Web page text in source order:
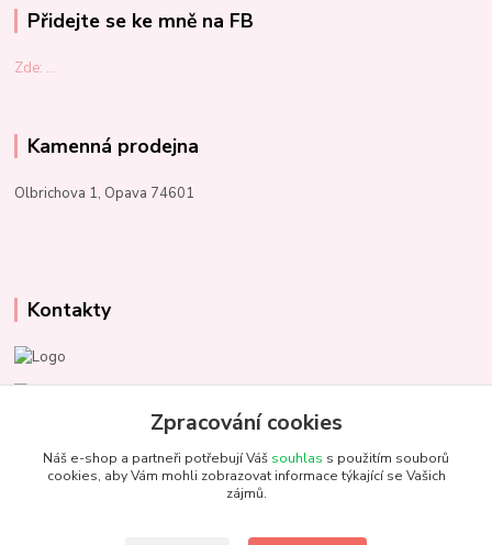
Přidejte se ke mně na FB
Zde: ...
Kamenná prodejna
Olbrichova 1, Opava 74601
Kontakty
Marcela Kupková
+420 731 153 484
info@unezbednychklubicek.cz
Zpracování cookies
Náš e-shop a partneři potřebují Váš souhlas s použitím souborů
cookies, aby Vám mohli zobrazovat informace týkající se Vašich
zájmů.